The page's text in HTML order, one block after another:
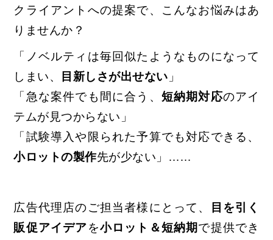
クライアントへの提案で、こんなお悩みはあ
りませんか？
「ノベルティは毎回似たようなものになって
しまい、
目新しさが出せない 」
「急な案件でも間に合う、 短納期対応のアイ
テムが見つからない」
「試験導入や限られた予算でも対応できる、
小ロットの製作先が少ない」……
広告代理店のご担当者様にとって、
目を引く
販促アイデアを小ロット＆短納期で提供でき